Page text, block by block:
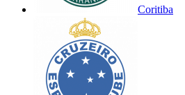
Coritiba